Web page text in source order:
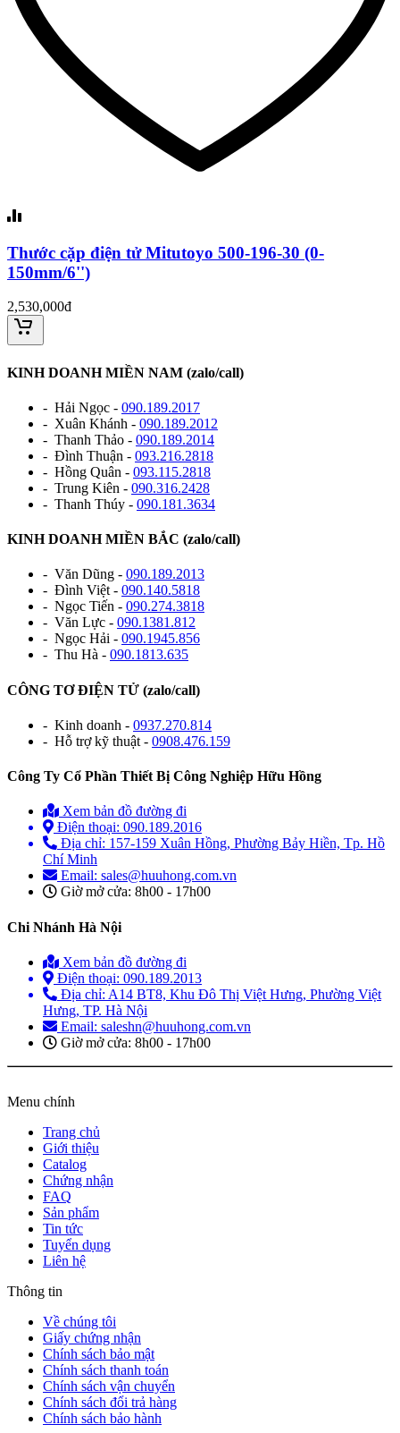
Thước cặp điện tử Mitutoyo 500-196-30 (0-
150mm/6'')
2,530,000đ
KINH DOANH MIỀN NAM (zalo/call)
- Hải Ngọc - 090.189.2017
- Xuân Khánh - 090.189.2012
- Thanh Thảo - 090.189.2014
- Đình Thuận - 093.216.2818
- Hồng Quân - 093.115.2818
- Trung Kiên - 090.316.2428
- Thanh Thúy - 090.181.3634
KINH DOANH MIỀN BẮC (zalo/call)
- Văn Dũng - 090.189.2013
- Đình Việt - 090.140.5818
- Ngọc Tiến - 090.274.3818
- Văn Lực - 090.1381.812
- Ngọc Hải - 090.1945.856
- Thu Hà - 090.1813.635
CÔNG TƠ ĐIỆN TỬ (zalo/call)
- Kinh doanh - 0937.270.814
- Hỗ trợ kỹ thuật - 0908.476.159
Công Ty Cổ Phần Thiết Bị Công Nghiệp Hữu Hồng
Xem bản đồ đường đi
Điện thoại: 090.189.2016
Địa chỉ: 157-159 Xuân Hồng, Phường Bảy Hiền, Tp. Hồ
Chí Minh
Email: sales@huuhong.com.vn
Giờ mở cửa: 8h00 - 17h00
Chi Nhánh Hà Nội
Xem bản đồ đường đi
Điện thoại: 090.189.2013
Địa chỉ: A14 BT8, Khu Đô Thị Việt Hưng, Phường Việt
Hưng, TP. Hà Nội
Email: saleshn@huuhong.com.vn
Giờ mở cửa: 8h00 - 17h00
Menu chính
Trang chủ
Giới thiệu
Catalog
Chứng nhận
FAQ
Sản phẩm
Tin tức
Tuyển dụng
Liên hệ
Thông tin
Về chúng tôi
Giấy chứng nhận
Chính sách bảo mật
Chính sách thanh toán
Chính sách vận chuyển
Chính sách đổi trả hàng
Chính sách bảo hành